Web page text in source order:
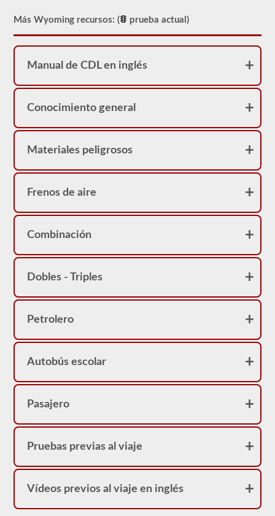
pruebas
en
realidad
sirve
una
licencia.
obtener
CDL
sin
prueba
frenos
pero
podrá
ningún
que
esté
equipado
frenos
neumáticos
tendrá
restricción
Más Wyoming recursos: ( prueba actual)
Manual de CDL en inglés
Conocimiento general
Materiales peligrosos
Frenos de aire
Combinación
Dobles - Triples
Petrolero
Autobús escolar
Pasajero
Pruebas previas al viaje
Vídeos previos al viaje en inglés